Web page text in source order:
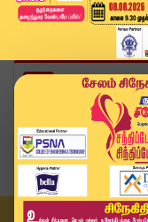
Home
வீடியோ
முதல்வர், துணை